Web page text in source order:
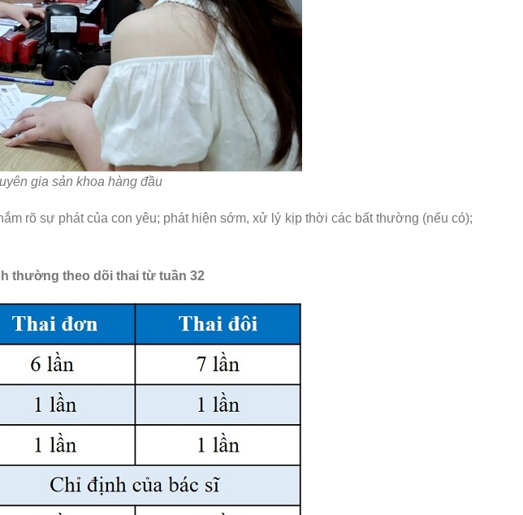
gia sản khoa hàng đầu
rõ sự phát của con yêu; phát hiện sớm, xử lý kịp thời các bất thường (nếu có);
thường theo dõi thai từ tuần 32